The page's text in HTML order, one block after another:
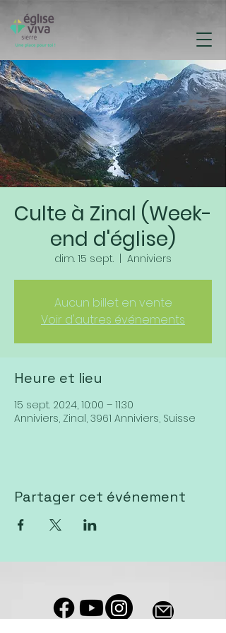
Culte à Zinal (Week-
end d'église)
dim. 15 sept. Anniviers
Aucun billet en vente
Voir d'autres événements
Heure et lieu
15 sept. 2024, 10:00 – 11:30
Anniviers, Zinal, 3961 Anniviers, Suisse
Partager cet événement